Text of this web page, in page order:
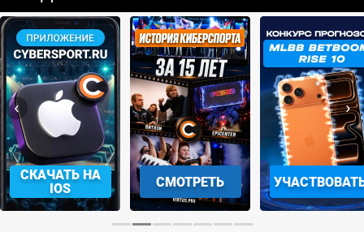
СКАЧАТЬ НА
IOS
СМОТРЕТЬ
‹ ›